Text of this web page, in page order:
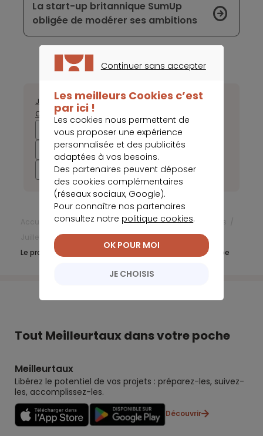
La start-up britannique SumUp
obligée de modérer ses ambitions
2025 2024 2023
2022
2021
2020 2019
2018
2017
JanvierFévrierMarsAvrilMai JuinJuilletAoûtSeptembre
OctobreNovembre
Frais bancaires
Actualités Frais bancaires
Juillet 2022
Le projet de l’euro numérique franchit une nouvelle étape
Tout Meilleurtaux dans votre poche
Meilleurtaux
Libérez le potentiel de vos projets : préparez-les, suivez-
les, accomplissez-les.
Découvrir
Continuer sans accepter
Les meilleurs Cookies c’est
par ici !
Les cookies nous permettent de
vous proposer une expérience
personnalisée et des publicités
adaptées à vos besoins.
Des partenaires peuvent déposer
des cookies complémentaires
(réseaux sociaux, Google).
Pour connaître nos partenaires
consultez notre politique cookies.
JE CHOISIS
OK POUR MOI